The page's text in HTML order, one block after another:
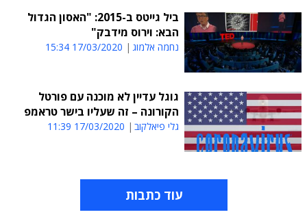
ביל גייטס ב-2015: "האסון הגדול
הבא: וירוס מידבק"
נחמה אלמוג 17/03/2020 15:34
גוגל עדיין לא מוכנה עם פורטל
הקורונה – זה שעליו בישר טראמפ
גלי פיאלקוב 17/03/2020 11:39
עוד כתבות